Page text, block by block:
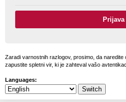
Zaradi varnostnih razlogov, prosimo, da
zapustite spletni vir, ki je zahteval vašo
Languages: